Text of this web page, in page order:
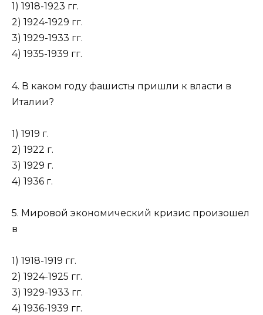
1) 1918-1923 гг.
2) 1924-1929 гг.
3) 1929-1933 гг.
4) 1935-1939 гг.
4. В каком году фашисты пришли к власти в
Италии?
1) 1919 г.
2) 1922 г.
3) 1929 г.
4) 1936 г.
5. Мировой экономический кризис произошел
в
1) 1918-1919 гг.
2) 1924-1925 гг.
3) 1929-1933 гг.
4) 1936-1939 гг.